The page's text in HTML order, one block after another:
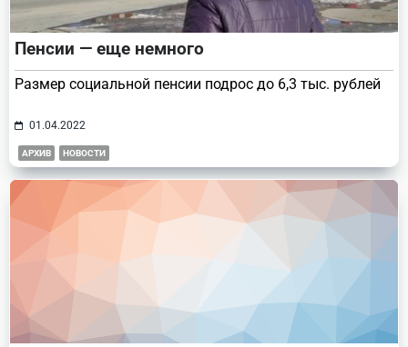
Пенсии — еще немного
Размер социальной пенсии подрос до 6,3 тыс. рублей
01.04.2022
АРХИВ НОВОСТИ